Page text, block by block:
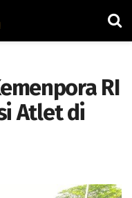
RI
Atlet di